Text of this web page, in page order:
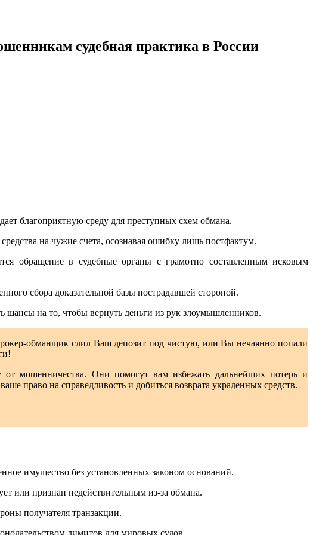
судебная практика в России
благоприятную среду для преступных схем обмана.
на чужие счета, осознавая ошибку лишь постфактум.
обращение в судебные органы с грамотно составленным исковым
сбора доказательной базы пострадавшей стороной.
на то, чтобы вернуть деньги из рук злоумышленников.
обманщик слил Ваш депозит под чистую, или Вы нечаянно попали
мошенничества. Они помогут вам избежать дальнейших потерь и
право на справедливость и добиться возврата украденных средств.
имущество без установленных законом оснований.
или признан недействительным из-за обмана.
получателя транзакции.
лимитов для мировых судов.